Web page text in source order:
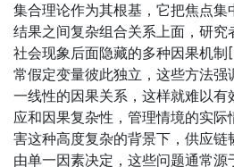
集合理论作为其根基，它把焦点集
结果之间复杂组合关系上面，研
社会现象后面隐藏的多种因果机
常假定变量彼此独立，这些方法
一线性的因果关系，这样就难以有
应和因果复杂性，管理情境的实
害这种高度复杂的背景下，供应链
由单一因素决定，这些问题通常